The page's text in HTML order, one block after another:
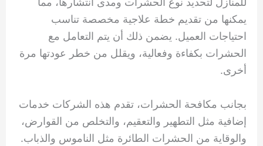
يمكنها من تقديم خطة علاجية مخصصة تناسب
احتياجات العميل. يضمن ذلك أن يتم التعامل مع
الحشرات بكفاءة وفعالية، ويقلل من خطر عودتها مرة
أخرى.
بجانب مكافحة الحشرات، تقدم هذه الشركات خدمات
إضافية مثل التطهير والتعقيم، والتخلص من القوارض،
والوقاية من الحشرات الطائرة مثل الناموس والذباب.